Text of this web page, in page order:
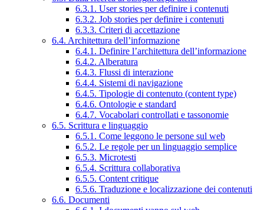
6.3.1. User stories per definire i contenuti
6.3.2. Job stories per definire i contenuti
6.3.3. Criteri di accettazione
6.4. Architettura dell’informazione
6.4.1. Definire l’architettura dell’informazione
6.4.2. Alberatura
6.4.3. Flussi di interazione
6.4.4. Sistemi di navigazione
6.4.5. Tipologie di contenuto (content type)
6.4.6. Ontologie e standard
6.4.7. Vocabolari controllati e tassonomie
6.5. Scrittura e linguaggio
6.5.1. Come leggono le persone sul web
6.5.2. Le regole per un linguaggio semplice
6.5.3. Microtesti
6.5.4. Scrittura collaborativa
6.5.5. Content critique
6.5.6. Traduzione e localizzazione dei contenuti
6.6. Documenti